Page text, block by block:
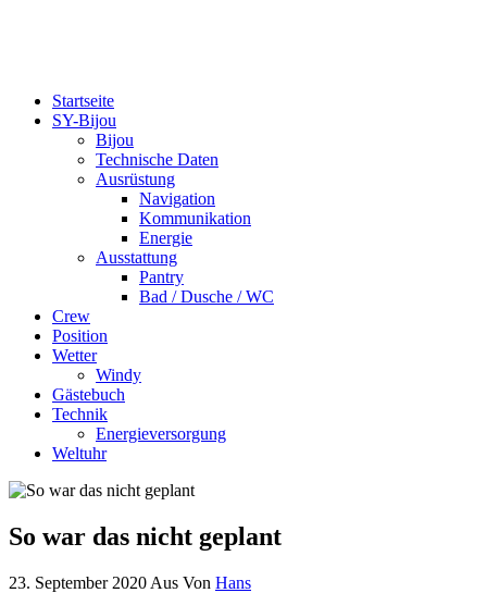
Startseite
SY-Bijou
Bijou
Technische Daten
Ausrüstung
Navigation
Kommunikation
Energie
Ausstattung
Pantry
Bad / Dusche / WC
Crew
Position
Wetter
Windy
Gästebuch
Technik
Energieversorgung
Weltuhr
So war das nicht geplant
23. September 2020 Aus Von Hans